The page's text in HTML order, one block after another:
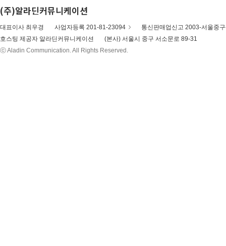
(주)알라딘커뮤니케이션
대표이사 최우경 사업자등록 201-81-23094
통신판매업신고 2003-서울중
호스팅 제공자 알라딘커뮤니케이션
(본사) 서울시 중구 서소문로 89-31
ⓒ Aladin Communication. All Rights Reserved.